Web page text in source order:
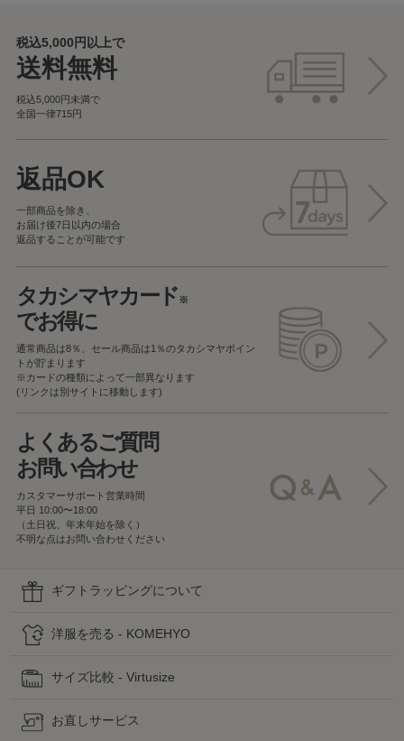
税込5,000円以上で
送料無料
税込5,000円未満で
全国一律715円
返品OK
一部商品を除き、
お届け後7日以内の場合
返品することが可能です
タカシマヤカード※
でお得に
通常商品は8％、セール商品は1％のタカシマヤポイン
トが貯まります
※カードの種類によって一部異なります
(リンクは別サイトに移動します)
よくあるご質問
お問い合わせ
カスタマーサポート営業時間
平日 10:00〜18:00
（土日祝、年末年始を除く）
不明な点はお問い合わせください
ギフトラッピングについて
洋服を売る - KOMEHYO
サイズ比較 - Virtusize
お直しサービス